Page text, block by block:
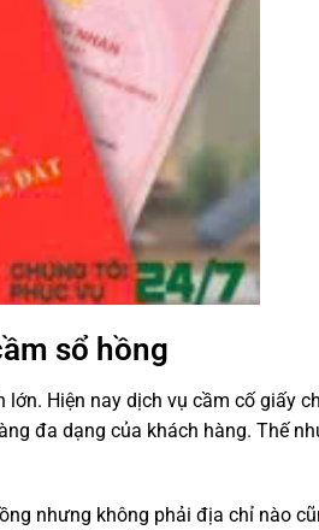
sổ hồng
Hiện nay dịch vụ cầm cố giấy
đa dạng của khách hàng. Thế
nhưng không phải địa chỉ nào